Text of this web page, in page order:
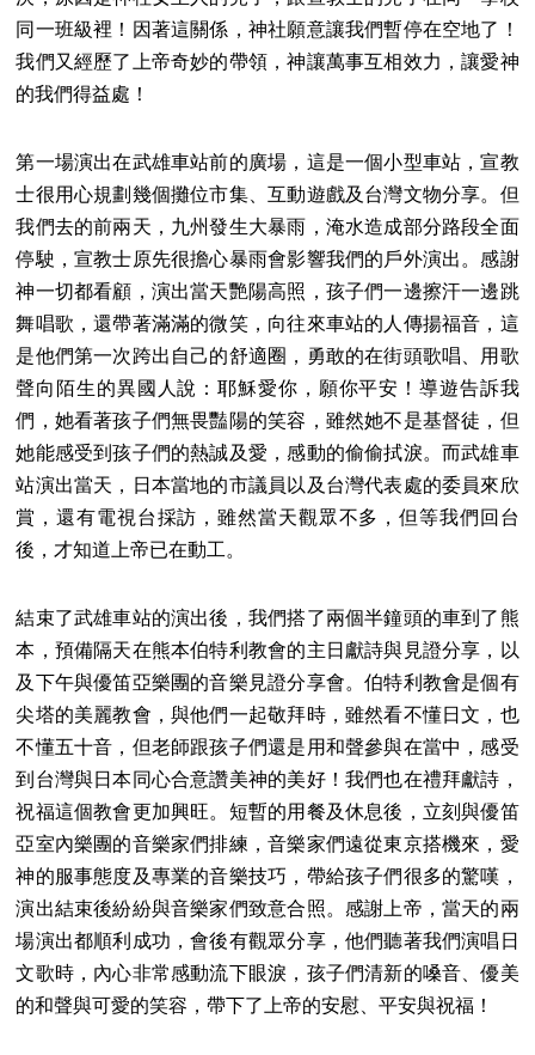
同一班級裡！因著這關係，神社願意讓我們暫停在空地了！
我們又經歷了上帝奇妙的帶領，神讓萬事互相效力，讓愛神
的我們得益處！
第一場演出在武雄車站前的廣場，這是一個小型車站，宣教
士很用心規劃幾個攤位市集、互動遊戲及台灣文物分享。但
我們去的前兩天，九州發生大暴雨，淹水造成部分路段全面
停駛，宣教士原先很擔心暴雨會影響我們的戶外演出。感謝
神一切都看顧，演出當天艷陽高照，孩子們一邊擦汗一邊跳
舞唱歌，還帶著滿滿的微笑，向往來車站的人傳揚福音，這
是他們第一次跨出自己的舒適圈，勇敢的在街頭歌唱、用歌
聲向陌生的異國人說：耶穌愛你，願你平安！導遊告訴我
們，她看著孩子們無畏豔陽的笑容，雖然她不是基督徒，但
她能感受到孩子們的熱誠及愛，感動的偷偷拭淚。而武雄車
站演出當天，日本當地的市議員以及台灣代表處的委員來欣
賞，還有電視台採訪，雖然當天觀眾不多，但等我們回台
後，才知道上帝已在動工。
結束了武雄車站的演出後，我們搭了兩個半鐘頭的車到了熊
本，預備隔天在熊本伯特利教會的主日獻詩與見證分享，以
及下午與優笛亞樂團的音樂見證分享會。伯特利教會是個有
尖塔的美麗教會，與他們一起敬拜時，雖然看不懂日文，也
不懂五十音，但老師跟孩子們還是用和聲參與在當中，感受
到台灣與日本同心合意讚美神的美好！我們也在禮拜獻詩，
祝福這個教會更加興旺。短暫的用餐及休息後，立刻與優笛
亞室內樂團的音樂家們排練，音樂家們遠從東京搭機來，愛
神的服事態度及專業的音樂技巧，帶給孩子們很多的驚嘆，
演出結束後紛紛與音樂家們致意合照。感謝上帝，當天的兩
場演出都順利成功，會後有觀眾分享，他們聽著我們演唱日
文歌時，內心非常感動流下眼淚，孩子們清新的嗓音、優美
的和聲與可愛的笑容，帶下了上帝的安慰、平安與祝福！